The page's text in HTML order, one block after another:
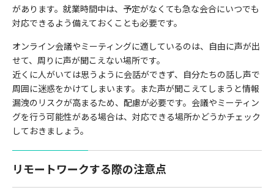
があります。就業時間中は、予定がなくても急な会合にいつでも
対応できるよう備えておくことも必要です。
オンライン会議やミーティングに適しているのは、自由に声が出
せて、周りに声が聞こえない場所です。
近くに人がいては思うように会話ができず、自分たちの話し声で
周囲に迷惑をかけてしまいます。また声が聞こえてしまうと情報
漏洩のリスクが高まるため、配慮が必要です。会議やミーティン
グを行う可能性がある場合は、対応できる場所かどうかチェック
しておきましょう。
リモートワークする際の注意点